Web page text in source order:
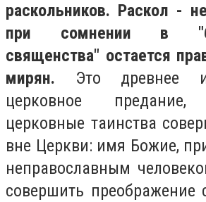
раскольников. Раскол -
при сомнении в
священства" остается
мирян. Это древнее и
церковное предание,
церковные таинства
вне Церкви: имя Божие,
неправославным
совершить преображение